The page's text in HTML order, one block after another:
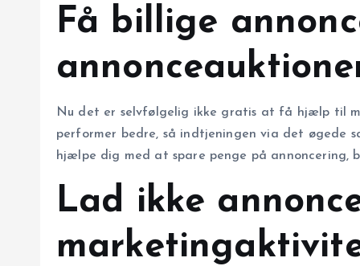
Få billige
Nu det er selvfølgelig ikke gratis at få hjælp til
performer bedre, så indtjeningen via det øgede
hjælpe dig med at spare penge på annoncering,
Lad ikke